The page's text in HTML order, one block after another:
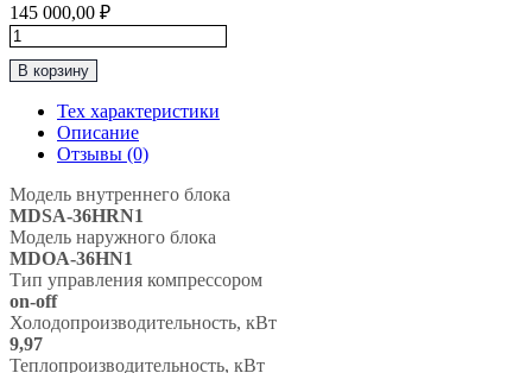
145 000,00 ₽
Количество
товара
Классическая
Система
100м2
MDV
“Серия
Aurora
R410A
On/Off"
MDSA-
36HRN1
/
MDOA-
В корзину
Тех характеристики
Описание
Отзывы (0)
Модель внутреннего блока
MDSA-36HRN1
Модель наружного блока
MDOA-36HN1
Тип управления компрессором
on-off
Холодопроизводительность, кВт
9,97
Теплопроизводительность, кВт